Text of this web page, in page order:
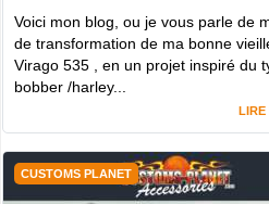
Voici mon blog, ou je vous parle de
de transformation de ma bonne
Virago 535 , en un projet inspiré du
bobber /harley...
LIRE
CUSTOMS PLANET